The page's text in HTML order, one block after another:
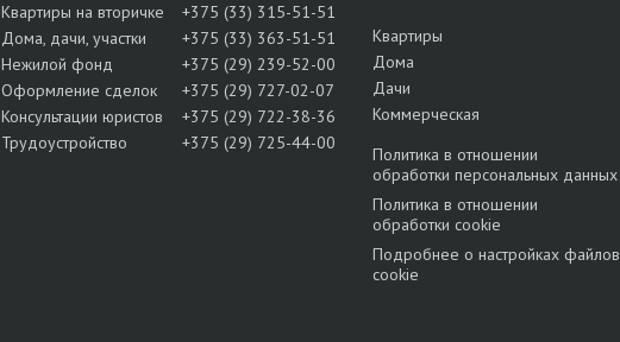
Квартиры на вторичке
+375 (33) 315-51-51
Дома, дачи, участки
+375 (33) 363-51-51
Нежилой фонд
+375 (29) 239-52-00
Оформление сделок
+375 (29) 727-02-07
Консультации юристов
+375 (29) 722-38-36
Трудоустройство
+375 (29) 725-44-00
Квартиры
Дома
Дачи
Коммерческая
Политика в отношении
обработки персональных данных
Политика в отношении
обработки cookie
Подробнее о настройках файлов
cookie